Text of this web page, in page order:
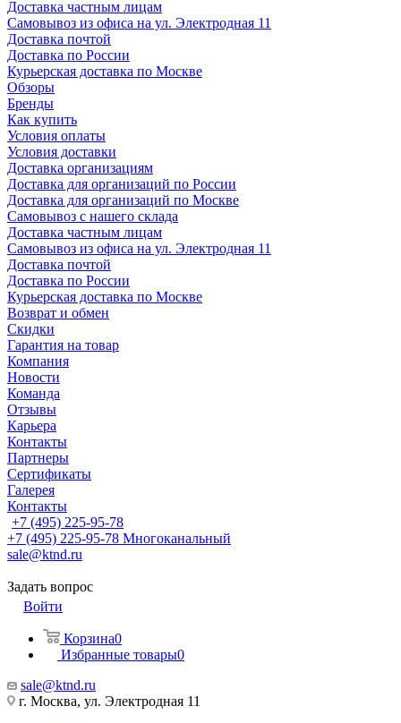
Доставка частным лицам
Самовывоз из офиса на ул. Электродная 11
Доставка почтой
Доставка по России
Курьерская доставка по Москве
Обзоры
Бренды
Как купить
Условия оплаты
Условия доставки
Доставка организациям
Доставка для организаций по России
Доставка для организаций по Москве
Самовывоз с нашего склада
Доставка частным лицам
Самовывоз из офиса на ул. Электродная 11
Доставка почтой
Доставка по России
Курьерская доставка по Москве
Возврат и обмен
Скидки
Гарантия на товар
Компания
Новости
Команда
Отзывы
Карьера
Контакты
Партнеры
Сертификаты
Галерея
Контакты
+7 (495) 225-95-78
+7 (495) 225-95-78 Многоканальный
sale@ktnd.ru
Задать вопрос
Войти
Корзина0
Избранные товары0
sale@ktnd.ru
г. Москва, ул. Электродная 11